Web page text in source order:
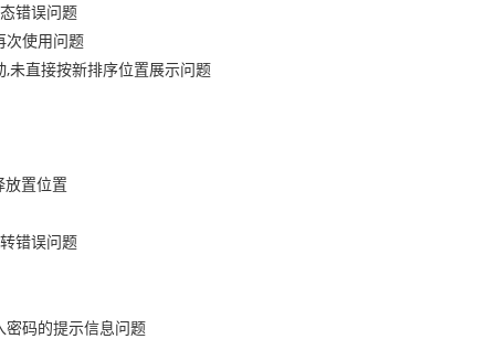
错误问题
次使用问题
未直接按新排序位置展示问题
放置位置
错误问题
密码的提示信息问题